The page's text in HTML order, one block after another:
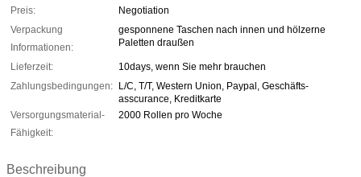
Preis:
Negotiation
Verpackung
Informationen:
gesponnene Taschen nach innen und hölzerne
Paletten draußen
Lieferzeit:
10days, wenn Sie mehr brauchen
Zahlungsbedingungen: L/C, T/T, Western Union, Paypal, Geschäfts-
asscurance, Kreditkarte
Versorgungsmaterial-
Fähigkeit:
2000 Rollen pro Woche
Beschreibung